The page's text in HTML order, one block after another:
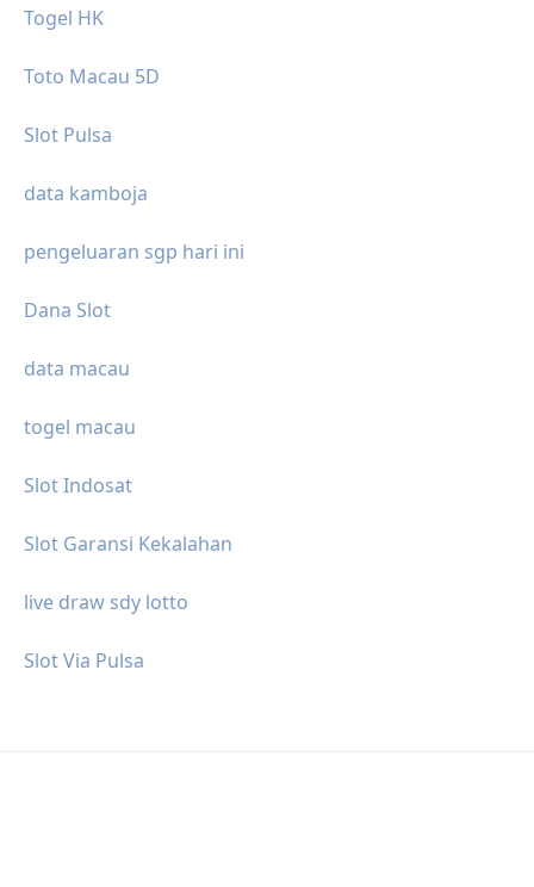
Togel HK
Toto Macau 5D
Slot Pulsa
data kamboja
pengeluaran sgp hari ini
Dana Slot
data macau
togel macau
Slot Indosat
Slot Garansi Kekalahan
live draw sdy lotto
Slot Via Pulsa